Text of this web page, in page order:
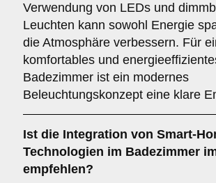
Verwendung von LEDs und
Leuchten kann sowohl Energie
die Atmosphäre verbessern. Für
komfortables und
Badezimmer ist ein modernes
Beleuchtungskonzept eine klare
Ist die Integration von Smart-
Technologien im Badezimmer
empfehlen?